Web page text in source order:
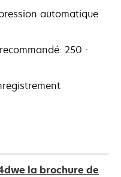
automatique
250 -
la brochure de